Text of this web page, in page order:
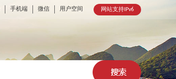
网站支持IPv6
手机端 微信 用户空间